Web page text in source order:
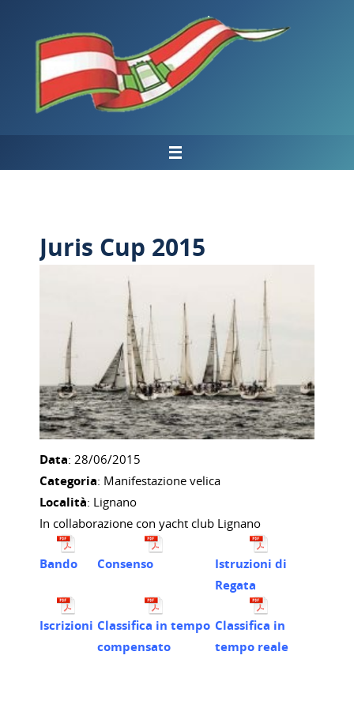
contenuto
Juris Cup 2015
Data: 28/06/2015
Categoria: Manifestazione velica
Località: Lignano
In collaborazione con yacht club Lignano
Bando Consenso
Istruzioni di
Regata
Iscrizioni Classifica in tempo
compensato
Classifica in
tempo reale